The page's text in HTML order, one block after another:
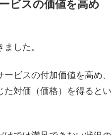
ビスの価値を高め
した。
ビスの付加価値を高め、
た対価（価格）を得るとい